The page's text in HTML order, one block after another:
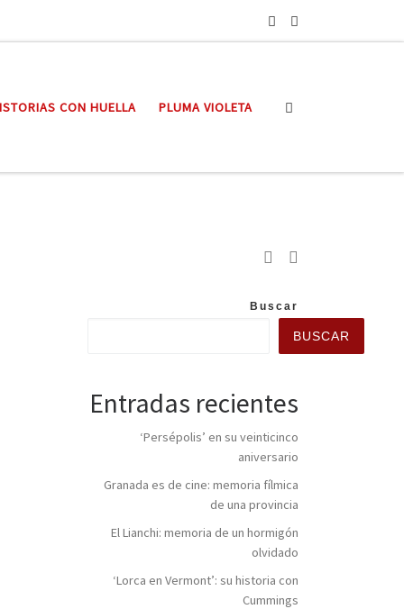
CON HUELLA PLUMA VIOLETA
Buscar
BUSCAR
Entradas recientes
‘Persépolis’ en su veinticinco
aniversario
Granada es de cine: memoria fílmica
de una provincia
El Lianchi: memoria de un hormigón
olvidado
‘Lorca en Vermont’: su historia con
Cummings